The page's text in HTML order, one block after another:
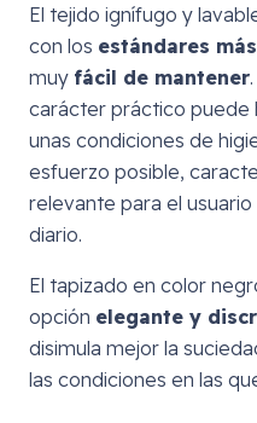
El tejido ignífugo y
con los estándares
muy fácil de mantener
carácter práctico puede
unas condiciones de
esfuerzo posible,
relevante para el
diario.
El tapizado en color
opción elegante y
disimula mejor la
las condiciones en las